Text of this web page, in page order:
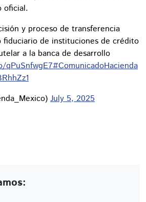
oficial.
y proceso de transferencia
fiduciario de instituciones de crédito
a la banca de desarrollo
#ComunicadoHacienda
July 5, 2025